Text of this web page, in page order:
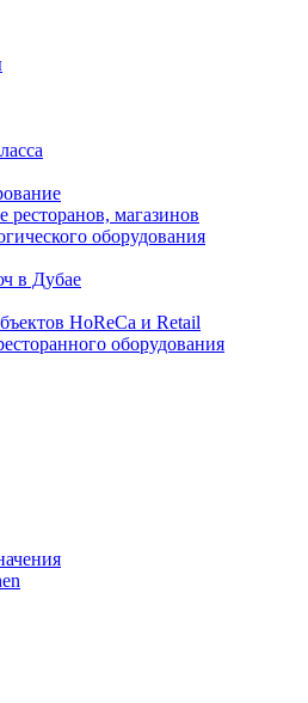
ресторанов, магазинов
оборудования
в Дубае
HoReCa и Retail
оборудования